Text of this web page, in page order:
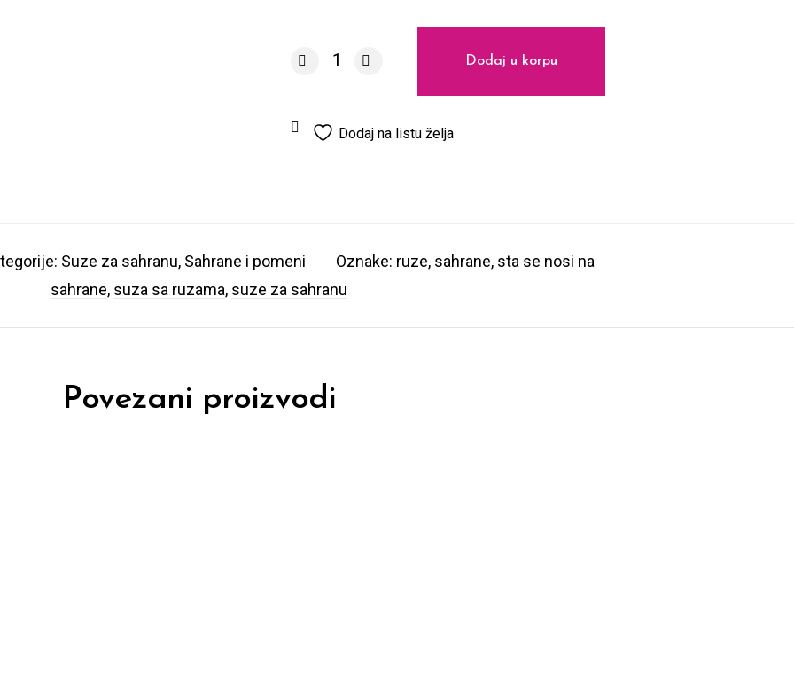
Suza SP12 količina Dodaj u korpu
Dodaj na listu želja
Suze za sahranu, Sahrane i pomeni Oznake: ruze, sahrane, sta se nosi na
sahrane, suza sa ruzama, suze za sahranu
Povezani proizvodi